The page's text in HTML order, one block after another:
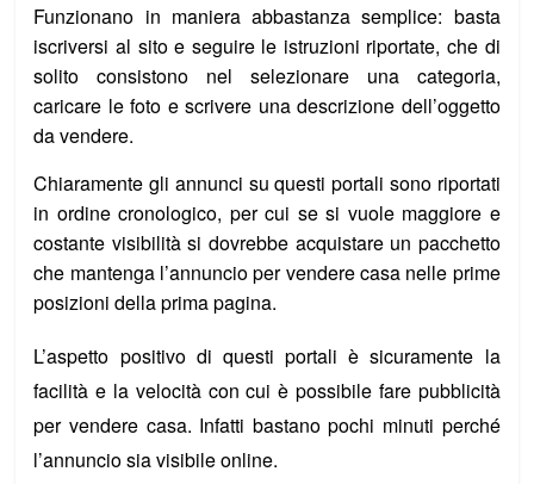
Funzionano in maniera abbastanza semplice: basta
iscriversi al sito e seguire le istruzioni riportate, che di
solito consistono nel selezionare una categoria,
caricare le foto e scrivere una descrizione dell’oggetto
da vendere.
Chiaramente gli annunci su questi portali sono riportati
in ordine cronologico, per cui se si vuole maggiore e
costante visibilità si dovrebbe acquistare un pacchetto
che mantenga l’annuncio per vendere casa nelle prime
posizioni della prima pagina.
L’aspetto positivo di questi portali è sicuramente la
facilità e la velocità con cui è possibile fare pubblicità
per vendere casa. Infatti bastano pochi minuti perché
l’annuncio sia visibile online.